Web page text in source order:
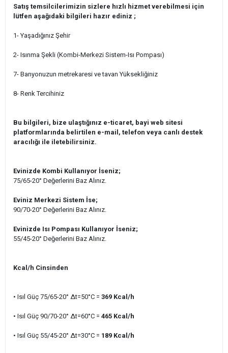
Satış temsilcilerimizin sizlere hızlı hizmet verebilmesi için
lütfen aşağıdaki bilgileri hazır ediniz ;
1- Yaşadığınız Şehir
2- Isınma Şekli (Kombi-Merkezi Sistem-Isı Pompası)
7- Banyonuzun metrekaresi ve tavan Yüksekliğiniz
8- Renk Tercihiniz
Bu bilgileri, bize ulaştığınız e-ticaret, bayi web sitesi
platformlarında belirtilen e-mail, telefon veya canlı destek
aracılığı ile iletebilirsiniz.
Evinizde Kombi Kullanıyor İseniz;
75/65-20° Değerlerini Baz Alınız.
Eviniz Merkezi Sistem İse;
90/70-20° Değerlerini Baz Alınız.
Evinizde Isı Pompası Kullanıyor İseniz;
55/45-20° Değerlerini Baz Alınız.
Kcal/h Cinsinden
• Isıl Güç 75/65-20° ∆t=50°C = 369 Kcal/h
• Isıl Güç 90/70-20° ∆t=60°C = 465 Kcal/h
• Isıl Güç 55/45-20° ∆t=30°C = 189 Kcal/h